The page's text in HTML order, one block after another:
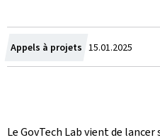
Appels à projets Crée
le
15.01.2025
Le GovTech Lab vient de